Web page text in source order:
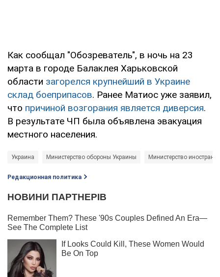
Как сообщал "Обозреватель", в ночь на 23
марта в городе Балаклея Харьковской
области загорелся крупнейший в Украине
склад боеприпасов. Ранее Матиос уже заявил,
что причиной возгорания является диверсия.
В результате ЧП была объявлена эвакуация
местного населения.
Украина Министерство обороны Украины Министерство
Редакционная политика